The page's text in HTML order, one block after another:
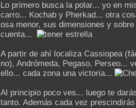
Lo primero busca la polar... yo en
carro... Kochab y Pherkad... otra
osa menor, sus dimensiones y
cuenta...
A partir de ahí localiza Cassiopea
no), Andrómeda, Pegaso, Perseo...
ello... cada zona una victoria...
Al principio poco ves... luego te
tanto. Además cada vez